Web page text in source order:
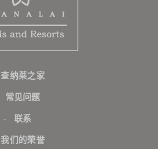
查纳莱之家
常见问题
联系
我们的荣誉